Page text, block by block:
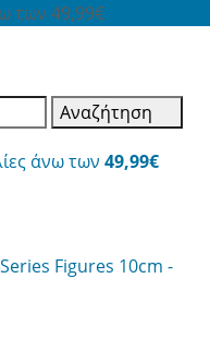
των 49,99€
Αναζήτηση
άνω των 49,99€
Figures 10cm -